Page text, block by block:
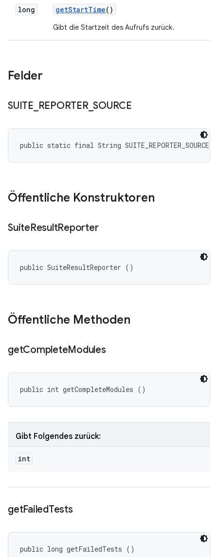
long getStartTime()
Gibt die Startzeit des Aufrufs zurück.
Felder
SUITE REPORTER_SOURCE
public static final String SUITE_REPORTER_SOURCE
Öffentliche Konstruktoren
SuiteResultReporter
public SuiteResultReporter ()
Öffentliche Methoden
getCompleteModules
public int getCompleteModules ()
Gibt Folgendes zurück:
int
getFailedTests
public long getFailedTests ()